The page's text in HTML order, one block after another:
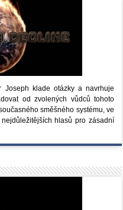
klade otázky a navrhuje
od zvolených vůdců tohoto
směšného systému, ve
hlasů pro zásadní